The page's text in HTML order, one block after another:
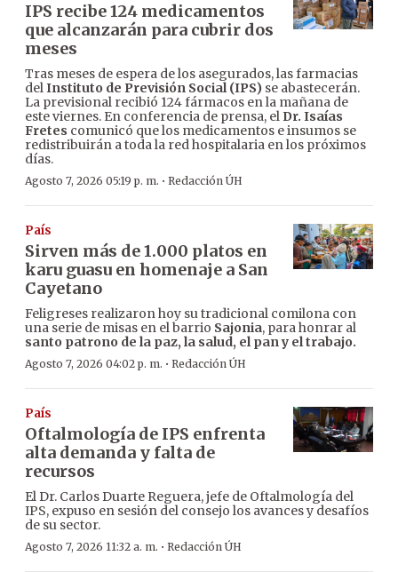
IPS recibe 124 medicamentos
que alcanzarán para cubrir dos
meses
Tras meses de espera de los asegurados, las farmacias
delInstituto de Previsión Social (IPS) se abastecerán.
La previsional recibió 124 fármacos en la mañana de
este viernes. En conferencia de prensa, el Dr. Isaías
Fretes comunicó que los medicamentos e insumos se
redistribuirán a toda la red hospitalaria en los próximos
días.
Agosto 7, 2026 05:19 p. m. · Redacción ÚH
País
Sirven más de 1.000 platos en
karu guasu en homenaje a San
Cayetano
Feligreses realizaron hoy su tradicional comilona con
una serie de misas en el barrio Sajonia, para honrar al
santo patrono de la paz, la salud, el pan y el trabajo.
Agosto 7, 2026 04:02 p. m. · Redacción ÚH
País
Oftalmología de IPS enfrenta
alta demanda y falta de
recursos
El Dr. Carlos Duarte Reguera, jefe de Oftalmología del
IPS, expuso en sesión del consejo los avances y desafíos
de su sector.
Agosto 7, 2026 11:32 a. m. · Redacción ÚH